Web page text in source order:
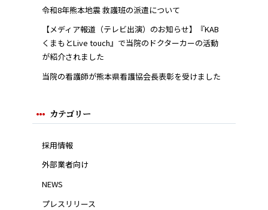
令和8年熊本地震 救護班の派遣について
【メディア報道（テレビ出演）のお知らせ】『KAB
くまもとLive touch』で当院のドクターカーの活動
が紹介されました
当院の看護師が熊本県看護協会長表彰を受けました
カテゴリー
採用情報
外部業者向け
NEWS
プレスリリース